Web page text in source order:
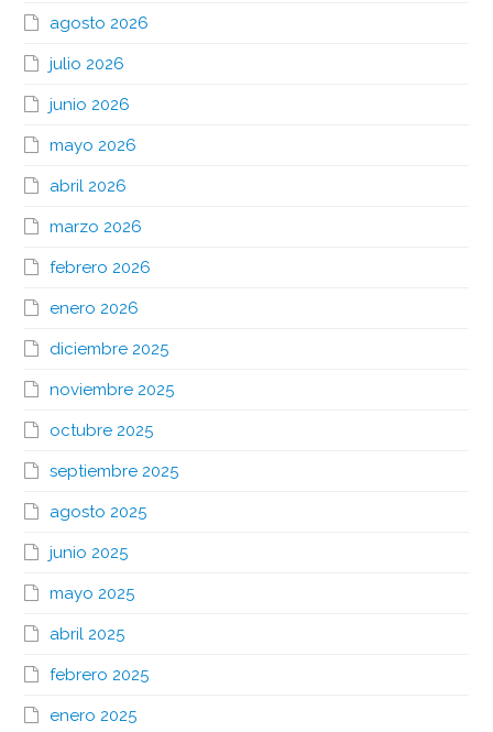
agosto 2026
julio 2026
junio 2026
mayo 2026
abril 2026
marzo 2026
febrero 2026
enero 2026
diciembre 2025
noviembre 2025
octubre 2025
septiembre 2025
agosto 2025
junio 2025
mayo 2025
abril 2025
febrero 2025
enero 2025